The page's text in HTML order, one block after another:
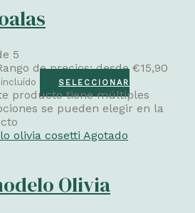
5
de precios: desde €15,90
SELECCIONAR
producto tiene múltiples
se pueden elegir en la
Agotado
Olivia